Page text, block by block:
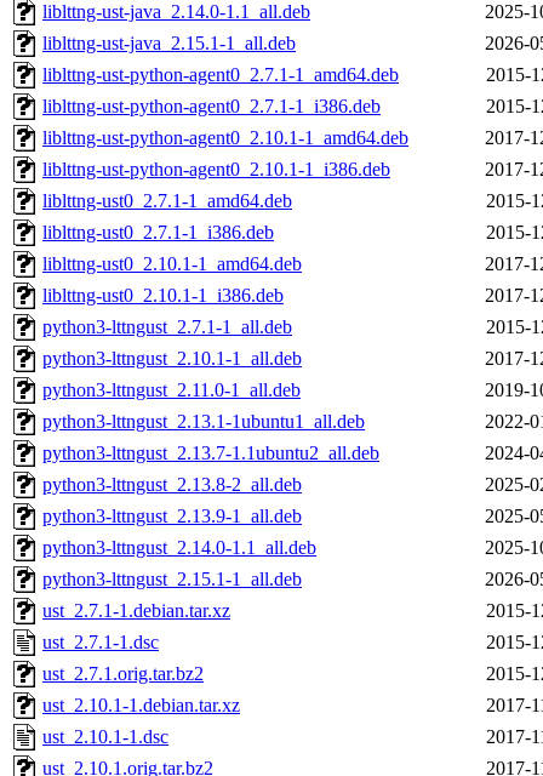
liblttng-ust-java_2.14.0-1.1_all.deb
2025-
liblttng-ust-java_2.15.1-1_all.deb
2026-
liblttng-ust-python-agent0_2.7.1-1_amd64.deb
2015-
liblttng-ust-python-agent0_2.7.1-1_i386.deb
2015-
liblttng-ust-python-agent0_2.10.1-1_amd64.deb
2017-
liblttng-ust-python-agent0_2.10.1-1_i386.deb
2017-
liblttng-ust0_2.7.1-1_amd64.deb
2015-
liblttng-ust0_2.7.1-1_i386.deb
2015-
liblttng-ust0_2.10.1-1_amd64.deb
2017-
liblttng-ust0_2.10.1-1_i386.deb
2017-
python3-lttngust_2.7.1-1_all.deb
2015-
python3-lttngust_2.10.1-1_all.deb
2017-
python3-lttngust_2.11.0-1_all.deb
2019-
python3-lttngust_2.13.1-1ubuntu1_all.deb
2022-
python3-lttngust_2.13.7-1.1ubuntu2_all.deb
2024-
python3-lttngust_2.13.8-2_all.deb
2025-
python3-lttngust_2.13.9-1_all.deb
2025-
python3-lttngust_2.14.0-1.1_all.deb
2025-
python3-lttngust_2.15.1-1_all.deb
2026-
ust_2.7.1-1.debian.tar.xz
2015-
ust_2.7.1-1.dsc
2015-
ust_2.7.1.orig.tar.bz2
2015-
ust_2.10.1-1.debian.tar.xz
2017-
ust_2.10.1-1.dsc
2017-
ust_2.10.1.orig.tar.bz2
2017-